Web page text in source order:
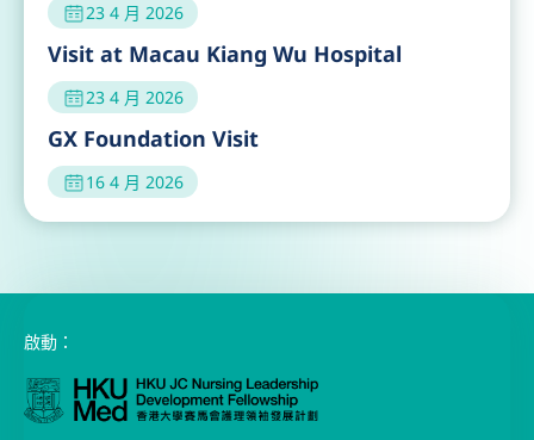
23 4 月 2026
Visit at Macau Kiang Wu Hospital
23 4 月 2026
GX Foundation Visit
16 4 月 2026
啟動：